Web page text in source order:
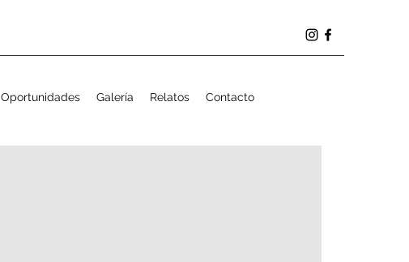
Oportunidades Galería Relatos Contacto